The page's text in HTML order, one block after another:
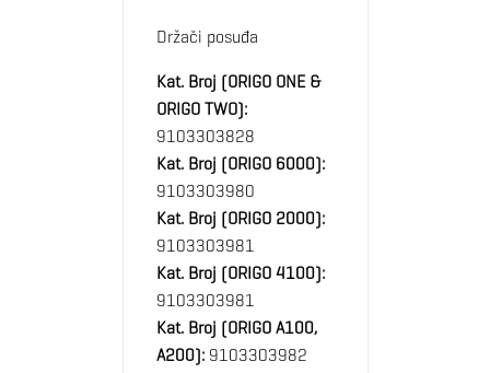
Držači posuđa
Kat. Broj (ORIGO ONE &
ORIGO TWO):
9103303828
Kat. Broj (ORIGO 6000):
9103303980
Kat. Broj (ORIGO 2000):
9103303981
Kat. Broj (ORIGO 4100):
9103303981
Kat. Broj (ORIGO A100,
A200):9103303982